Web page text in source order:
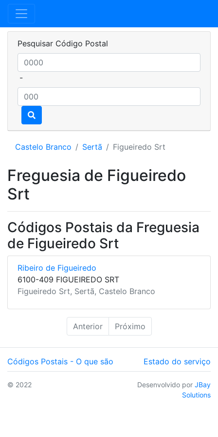
Pesquisar Código Postal
-
Castelo Branco Sertã Figueiredo Srt
Freguesia de Figueiredo
Srt
Códigos Postais da Freguesia
de Figueiredo Srt
Ribeiro de Figueiredo
6100-409 FIGUEIREDO SRT
Figueiredo Srt, Sertã, Castelo Branco
Anterior Próximo
Códigos Postais - O que são Estado do serviço
© 2022 Desenvolvido por JBay
Solutions